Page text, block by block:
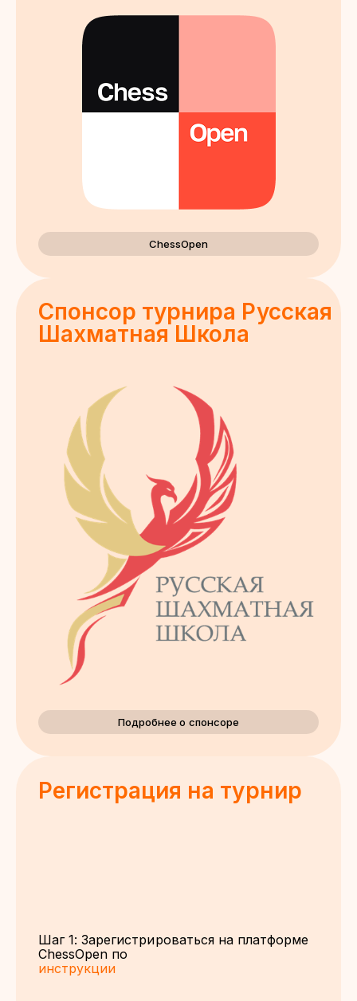
ChessOpen
Спонсор турнира Русская
Шахматная Школа
Подробнее о спонсоре
Регистрация на турнир
Шаг 1: Зарегистрироваться на платформе
ChessOpen по
инструкции